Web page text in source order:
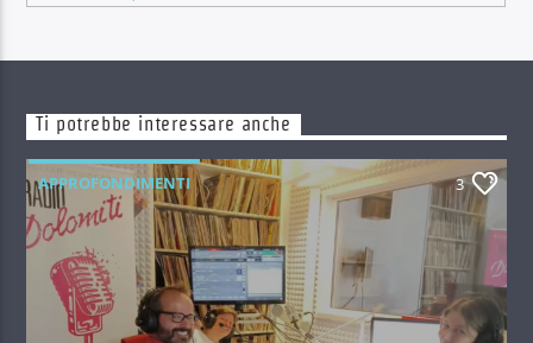
Ti potrebbe interessare anche
APPROFONDIMENTI 3